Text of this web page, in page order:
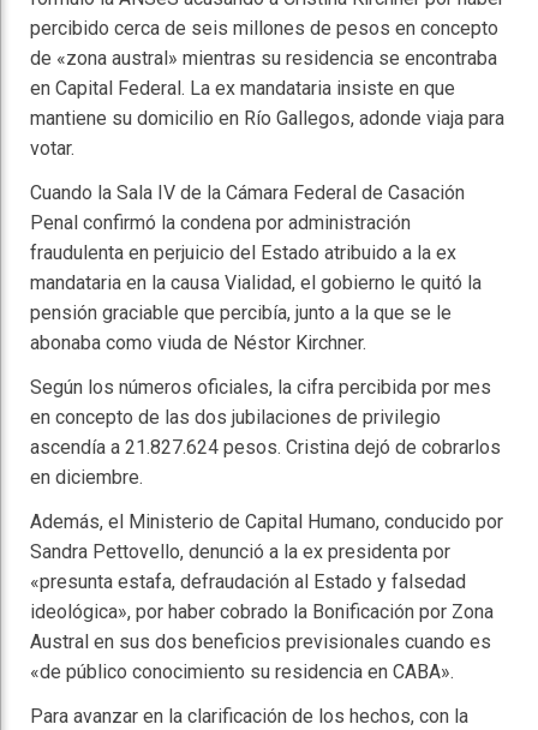
percibido cerca de seis millones de pesos en concepto
de «zona austral» mientras su residencia se encontraba
en Capital Federal. La ex mandataria insiste en que
mantiene su domicilio en Río Gallegos, adonde viaja para
votar.
Cuando la Sala IV de la Cámara Federal de Casación
Penal confirmó la condena por administración
fraudulenta en perjuicio del Estado atribuido a la ex
mandataria en la causa Vialidad, el gobierno le quitó la
pensión graciable que percibía, junto a la que se le
abonaba como viuda de Néstor Kirchner.
Según los números oficiales, la cifra percibida por mes
en concepto de las dos jubilaciones de privilegio
ascendía a 21.827.624 pesos. Cristina dejó de cobrarlos
en diciembre.
Además, el Ministerio de Capital Humano, conducido por
Sandra Pettovello, denunció a la ex presidenta por
«presunta estafa, defraudación al Estado y falsedad
ideológica», por haber cobrado la Bonificación por Zona
Austral en sus dos beneficios previsionales cuando es
«de público conocimiento su residencia en CABA».
Para avanzar en la clarificación de los hechos, con la